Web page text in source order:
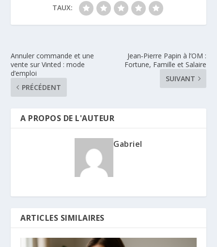
TAUX:
Annuler commande et une
vente sur Vinted : mode
d’emploi
PRÉCÉDENT
Jean‑Pierre Papin à l’OM :
Fortune, Famille et Salaire
SUIVANT
A PROPOS DE L'AUTEUR
Gabriel
ARTICLES SIMILAIRES